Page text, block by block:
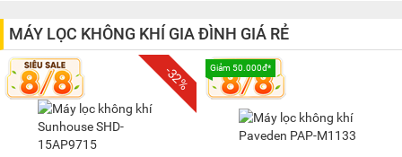
MÁY LỌC KHÔNG KHÍ GIA ĐÌNH GIÁ RẺ
-32% Giảm 50.000đ*